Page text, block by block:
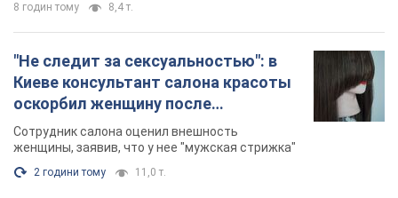
8 годин тому 8,4 т.
"Не следит за сексуальностью": в
Киеве консультант салона красоты
оскорбил женщину после
химиотерапии, разгорелся скандал.
Фото
Сотрудник салона оценил внешность
женщины, заявив, что у нее "мужская стрижка"
2 години тому 11,0 т.